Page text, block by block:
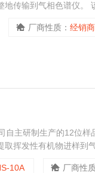
传输到气相色谱仪。
厂商性质： 经销商
自主研制生产的12位
挥发性有机物进样到
10A 厂商性质